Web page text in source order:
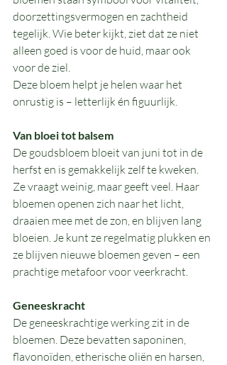
doorzettingsvermogen en zachtheid
tegelijk. Wie beter kijkt, ziet dat ze niet
alleen goed is voor de huid, maar ook
voor de ziel.
Deze bloem helpt je helen waar het
onrustig is – letterlijk én figuurlijk.
Van bloei tot balsem
De goudsbloem bloeit van juni tot in de
herfst en is gemakkelijk zelf te kweken.
Ze vraagt weinig, maar geeft veel. Haar
bloemen openen zich naar het licht,
draaien mee met de zon, en blijven lang
bloeien. Je kunt ze regelmatig plukken en
ze blijven nieuwe bloemen geven – een
prachtige metafoor voor veerkracht.
Geneeskracht
De geneeskrachtige werking zit in de
bloemen. Deze bevatten saponinen,
flavonoïden, etherische oliën en harsen,